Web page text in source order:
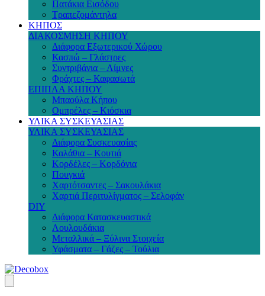
Πατάκια Εισόδου
Τραπεζομάντηλα
ΚΗΠΟΣ
ΔΙΑΚΟΣΜΗΣΗ ΚΗΠΟΥ
Διάφορα Εξωτερικού Χώρου
Κασπώ – Γλάστρες
Συντριβάνια – Λίμνες
Φράχτες – Καφασωτά
ΕΠΙΠΛΑ ΚΗΠΟΥ
Μπαούλα Κήπου
Ομπρέλες – Κιόσκια
ΥΛΙΚΑ ΣΥΣΚΕΥΑΣΙΑΣ
ΥΛΙΚΑ ΣΥΣΚΕΥΑΣΙΑΣ
Διάφορα Συσκευασίας
Καλάθια – Κουτιά
Κορδέλες – Κορδόνια
Πουγκιά
Χαρτότσαντες – Σακουλάκια
Χαρτιά Περιτυλίγματος – Σελοφάν
DIY
Διάφορα Κατασκευαστικά
Λουλουδάκια
Μεταλλικά – Ξύλινα Στοιχεία
Υφάσματα – Γάζες – Τούλια